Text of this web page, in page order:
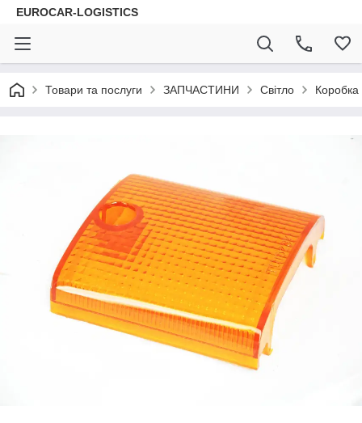
EUROCAR-LOGISTICS
Товари та послуги ЗАПЧАСТИНИ Світло Коробка